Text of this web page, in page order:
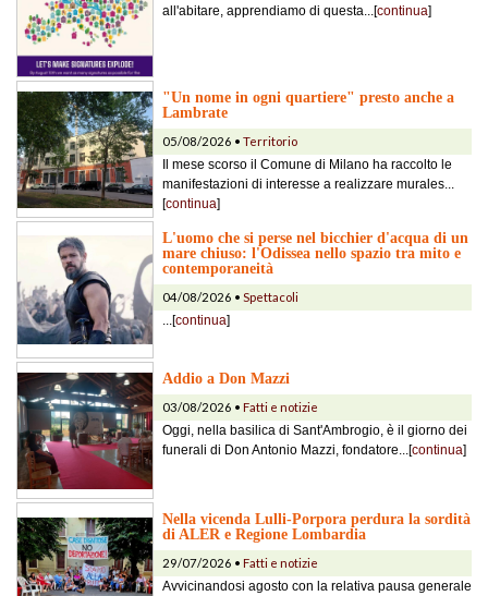
all'abitare, apprendiamo di questa...[continua]
"Un nome in ogni quartiere" presto anche a
Lambrate
05/08/2026 • Territorio
Il mese scorso il Comune di Milano ha raccolto le
manifestazioni di interesse a realizzare murales...
[continua]
L'uomo che si perse nel bicchier d'acqua di un
mare chiuso: l'Odissea nello spazio tra mito e
contemporaneità
04/08/2026 • Spettacoli
...[continua]
Addio a Don Mazzi
03/08/2026 • Fatti e notizie
Oggi, nella basilica di Sant'Ambrogio, è il giorno dei
funerali di Don Antonio Mazzi, fondatore...[continua]
Nella vicenda Lulli-Porpora perdura la sordità
di ALER e Regione Lombardia
29/07/2026 • Fatti e notizie
Avvicinandosi agosto con la relativa pausa generale